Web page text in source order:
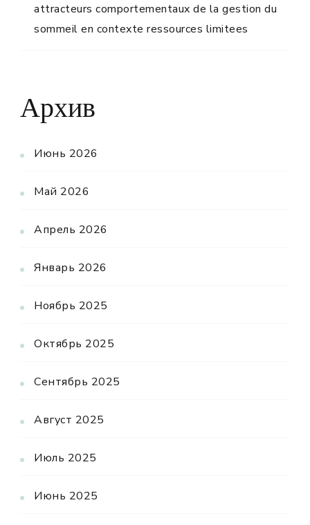
attracteurs comportementaux de la gestion du
sommeil en contexte ressources limitees
Архив
Июнь 2026
Май 2026
Апрель 2026
Январь 2026
Ноябрь 2025
Октябрь 2025
Сентябрь 2025
Август 2025
Июль 2025
Июнь 2025